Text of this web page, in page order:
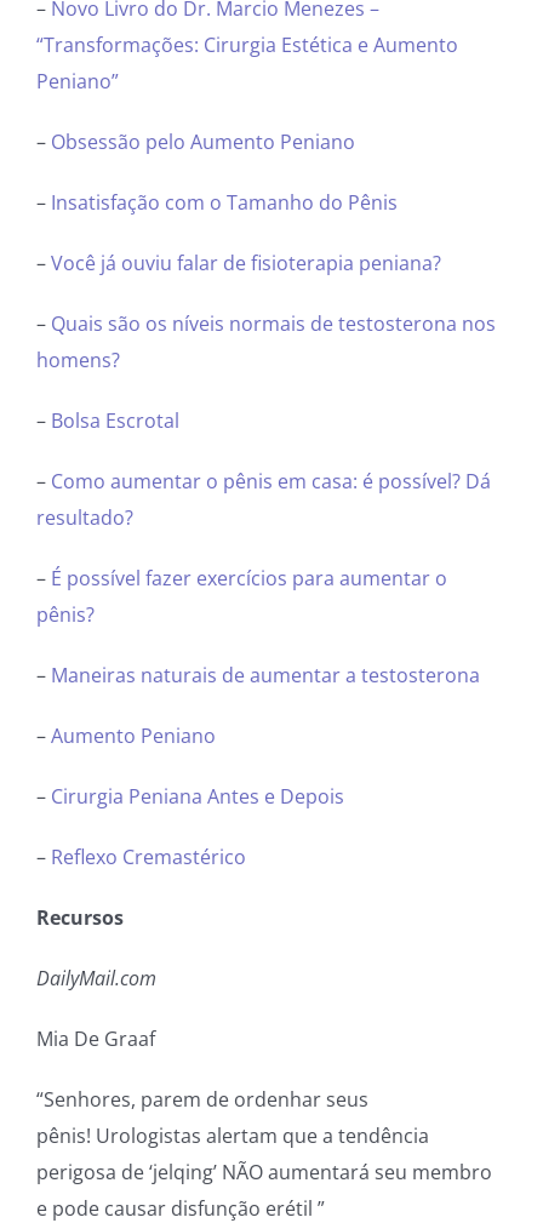
– Novo Livro do Dr. Marcio Menezes –
“Transformações: Cirurgia Estética e Aumento
Peniano”
– Obsessão pelo Aumento Peniano
– Insatisfação com o Tamanho do Pênis
–Você já ouviu falar de fisioterapia peniana?
– Quais são os níveis normais de testosterona nos
homens?
– Bolsa Escrotal
– Como aumentar o pênis em casa: é possível? Dá
resultado?
– É possível fazer exercícios para aumentar o
pênis?
– Maneiras naturais de aumentar a testosterona
–Aumento Peniano
– Cirurgia Peniana Antes e Depois
– Reflexo Cremastérico
Recursos
DailyMail.com
Mia De Graaf
“Senhores, parem de ordenhar seus
pênis! Urologistas alertam que a tendência
perigosa de ‘jelqing’ NÃO aumentará seu membro
e pode causar disfunção erétil ”